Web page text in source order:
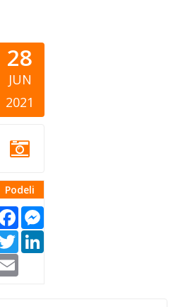
28
JUN
2021
Podeli
Facebook
Twitter